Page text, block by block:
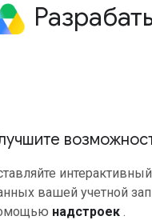
вашей учетной
надстроек .